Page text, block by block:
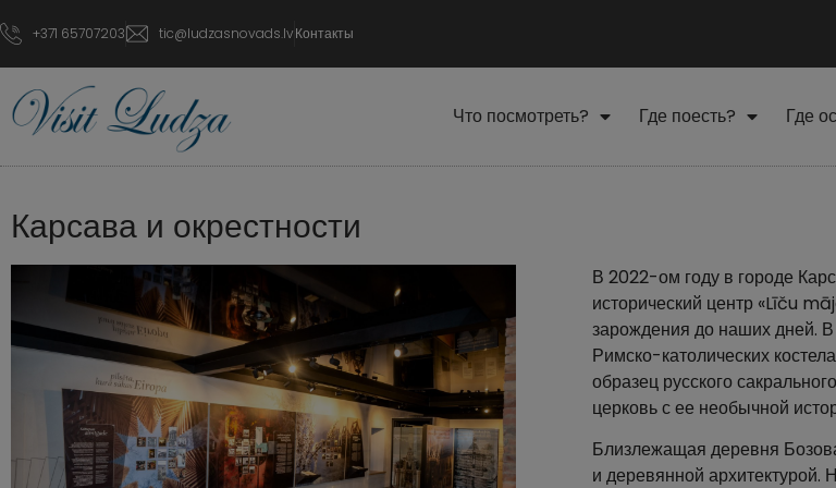
+371 65707203 tic@ludzasnovads.lvКонтакты
Что посмотреть? Где поесть? Где
Карсава и окрестности
В 2022-ом году в городе
исторический центр «Līču
зарождения до наших дней.
Римско-католических
образец русского
церковь с ее необычной
Близлежащая деревня
и деревянной